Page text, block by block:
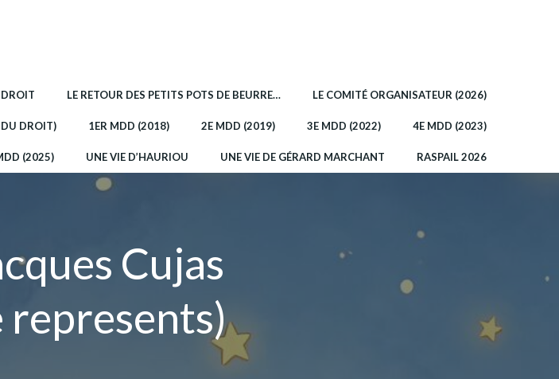
DROIT LE RETOUR DES PETITS POTS DE BEURRE… LE COMITÉ ORGANISATEUR (2026)
DU DROIT) 1ER MDD (2018) 2E MDD (2019) 3E MDD (2022) 4E MDD (2023)
(2025) UNE VIE D’HAURIOU UNE VIE DE GÉRARD MARCHANT RASPAIL 2026
Cujas
represents)